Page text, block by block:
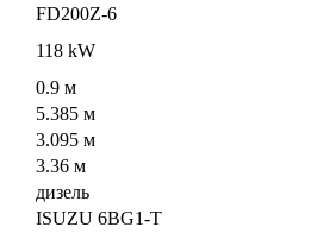
FD200Z-6
118 kW
0.9 м
5.385 м
3.095 м
3.36 м
дизель
ISUZU 6BG1-T